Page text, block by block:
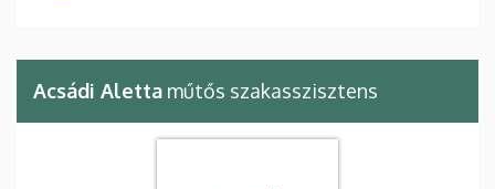
Acsádi Aletta műtős szakasszisztens